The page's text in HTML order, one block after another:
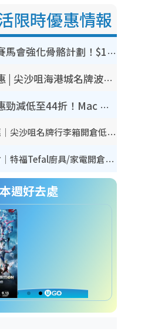
限時優惠情報
港大推賽馬會強化骨骼計劃！$100骨質密度X光檢查 完成免費運動訓練送超市禮券！附參加資格
開倉優惠 | 尖沙咀海港城名牌波鞋開倉低至1折！On鞋$899起／Joy&Peace鞋履$98起
豐澤優惠勁減低至44折！Mac mini/iPhone17Pro大減價！廚房家電$220起
開倉優惠｜尖沙咀名牌行李箱開倉低至4折！一連5日 American Tourister/ace./Hallmark $200起！
廚具開倉｜特福Tefal廚具/家電開倉低至3折！$220起買平底鍋/炒鑊/湯煲！電飯煲/吸塵機/燙斗$418起
週好去處